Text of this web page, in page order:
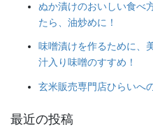
ぬか漬けのおいしい食べ
たら、油炒めに！
味噌漬けを作るために、
汁入り味噌のすすめ！
玄米販売専門店ひらいへ
最近の投稿